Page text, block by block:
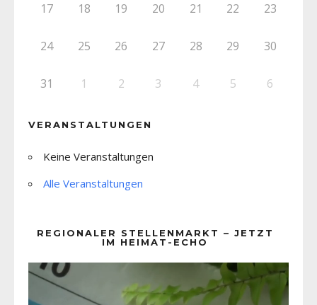
17 18 19 20 21 22 23
24 25 26 27 28 29 30
31 1 2 3 4 5 6
VERANSTALTUNGEN
Keine Veranstaltungen
Alle Veranstaltungen
REGIONALER STELLENMARKT – JETZT
IM HEIMAT-ECHO
Player